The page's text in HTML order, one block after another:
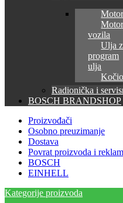
vozila
Ulja
program
ulja
Radionička i
BOSCH BRANDSHOP
Proizvođači
Osobno preuzimanje
Dostava
Povrat proizvoda i
BOSCH
EINHELL
Kategorije proizvoda